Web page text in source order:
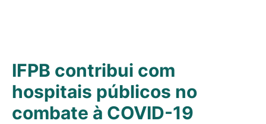
IFPB contribui com
hospitais públicos no
combate à COVID-19